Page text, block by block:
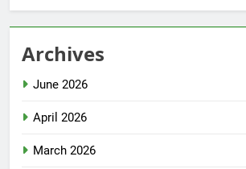
Archives
June 2026
April 2026
March 2026